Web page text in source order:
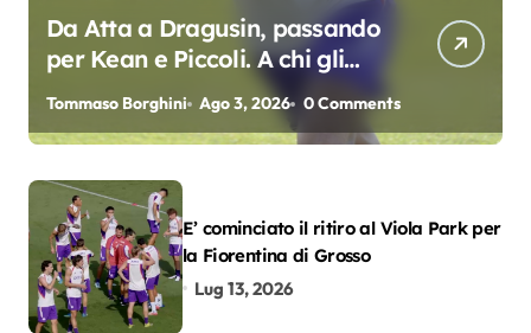
Da Atta a Dragusin, passando
per Kean e Piccoli. A chi gli
oscar del precampionato?
Tommaso Borghini Ago 3, 2026 0 Comments
E’ cominciato il ritiro al Viola Park per
la Fiorentina di Grosso
Lug 13, 2026